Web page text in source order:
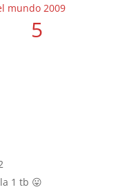
mundo 2009
5
1 tb 😛